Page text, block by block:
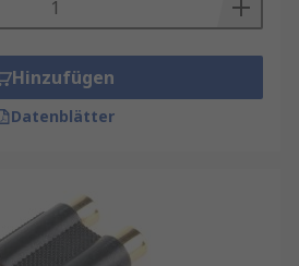
Hinzufügen
Datenblätter